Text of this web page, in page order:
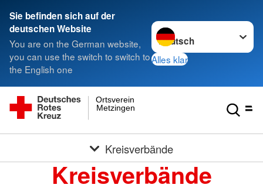
Sie befinden sich auf der
deutschen Website
You are on the German website,
you can use the switch to switch to
the English one
Sprache wechseln zu
Alles klar
Metzingen
Ortsverein
Kreisverbände
Kreisverbände